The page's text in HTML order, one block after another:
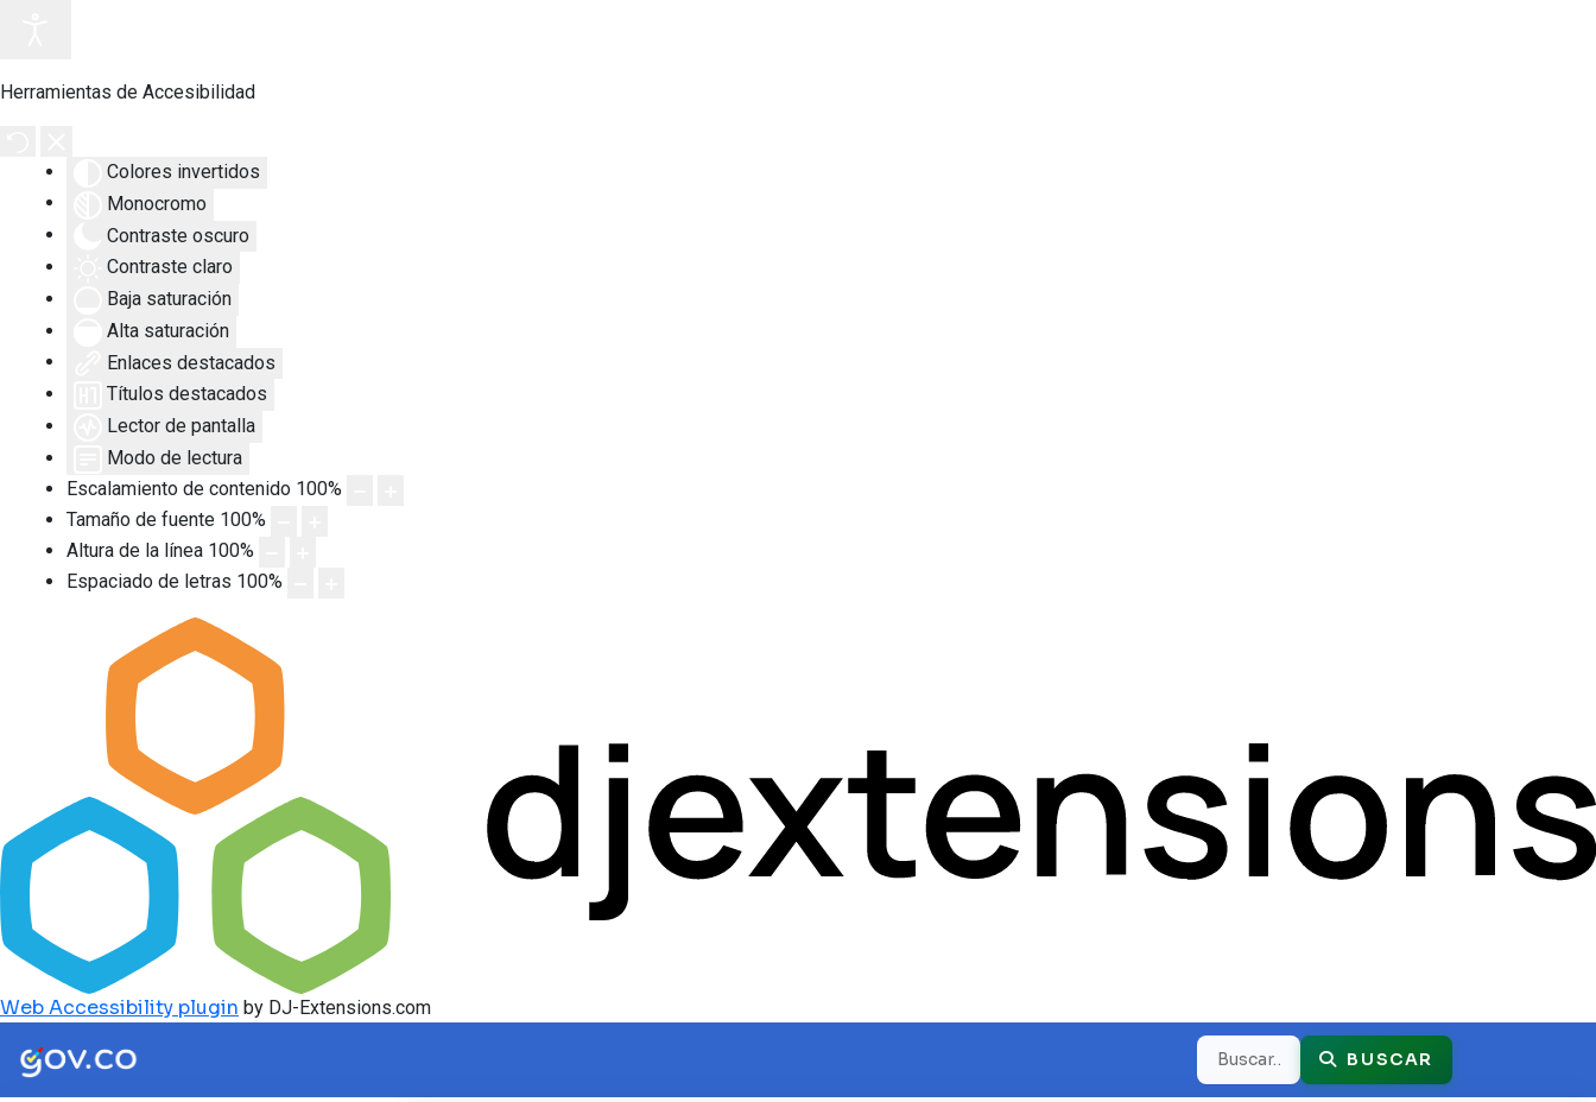
Herramientas de Accesibilidad
Colores invertidos
Monocromo
Contraste oscuro
Contraste claro
Baja saturación
Alta saturación
Enlaces destacados
Títulos destacados
Lector de pantalla
Modo de lectura
Escalamiento de contenido 100%
Tamaño de fuente 100%
Altura de la línea 100%
Espaciado de letras 100%
Web Accessibility plugin by DJ-Extensions.com
Buscar BUSCAR